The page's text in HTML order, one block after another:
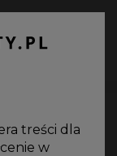
treści dla
w